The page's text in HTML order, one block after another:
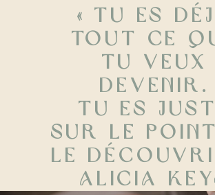
« Tu es
tout ce
tu veux
devenir.
Tu es
sur le
le
Alicia